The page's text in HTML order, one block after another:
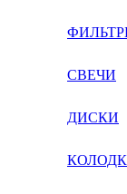
СВЕЧИ
ДИСКИ